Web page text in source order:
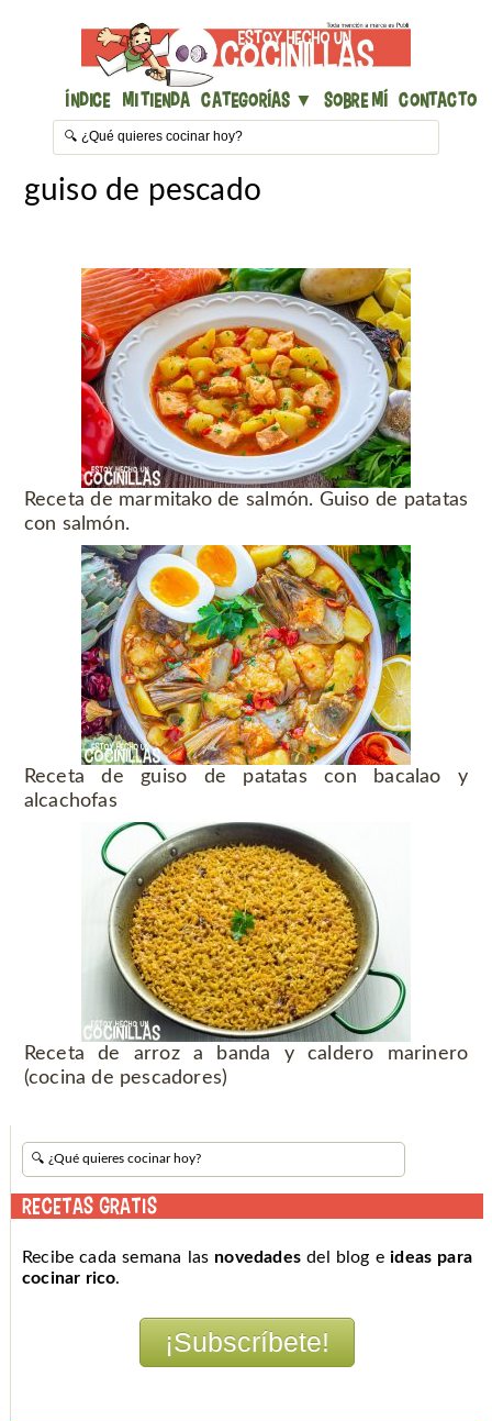
Índice Mi Tienda Categorías ▼ Sobre mí Contacto
guiso de pescado
Receta de marmitako de salmón. Guiso de patatas
con salmón.
Receta de guiso de patatas con bacalao y
alcachofas
Receta de arroz a banda y caldero marinero
(cocina de pescadores)
RECETAS GRATIS
Recibe cada semana las novedades del blog eideas para
cocinar rico.